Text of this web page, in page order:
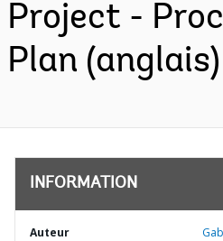
Project -
Plan (anglais)
INFORMATION
Auteur